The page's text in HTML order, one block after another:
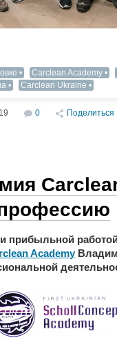
Carclean Academy
Carclean Ukraine
0 Поделиться
Academy